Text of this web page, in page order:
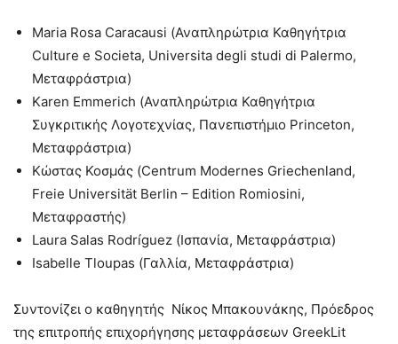
Maria Rosa Caracausi (Αναπληρώτρια Καθηγήτρια
Culture e Societa, Universita degli studi di Palermo,
Μεταφράστρια)
Karen Emmerich (Αναπληρώτρια Καθηγήτρια
Συγκριτικής Λογοτεχνίας, Πανεπιστήμιο Princeton,
Μεταφράστρια)
Κώστας Κοσμάς (Centrum Modernes Griechenland,
Freie Universität Berlin – Edition Romiosini,
Μεταφραστής)
Laura Salas Rodríguez (Ισπανία, Μεταφράστρια)
Isabelle Tloupas (Γαλλία, Μεταφράστρια)
Συντονίζει ο καθηγητής Νίκος Μπακουνάκης, Πρόεδρος
της επιτροπής επιχορήγησης μεταφράσεων GreekLit